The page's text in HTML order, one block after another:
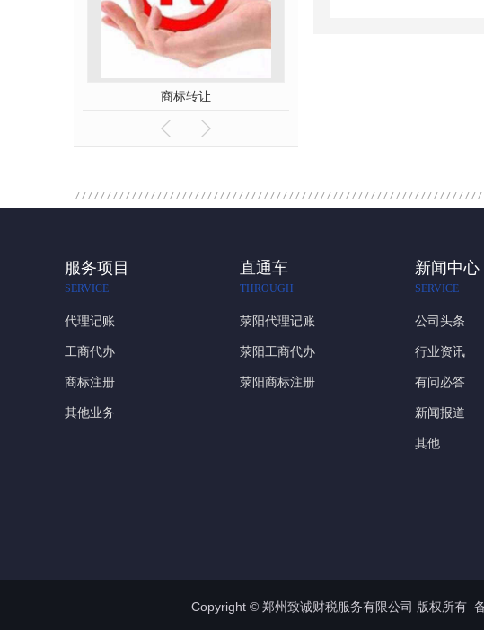
商标转让
服务项目
SERVICE
代理记账
工商代办
商标注册
其他业务
直通车
THROUGH
荥阳代理记账
荥阳工商代办
荥阳商标注册
新闻中心
SERVICE
公司头条
行业资讯
有问必答
新闻报道
其他
Copyright © 郑州致诚财税服务有限公司 版权所有